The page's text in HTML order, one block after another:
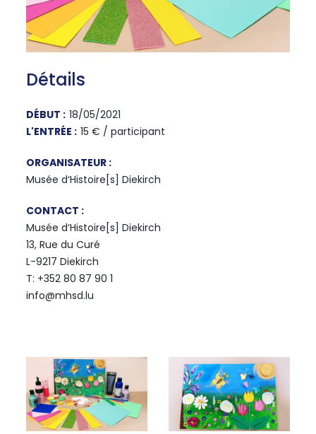
Détails
DÉBUT : 18/05/2021
L'ENTRÉE : 15 € / participant
ORGANISATEUR :
Musée d‘Histoire[s] Diekirch
CONTACT :
Musée d‘Histoire[s] Diekirch
13, Rue du Curé
L-9217 Diekirch
T: +352 80 87 90 1
info@mhsd.lu